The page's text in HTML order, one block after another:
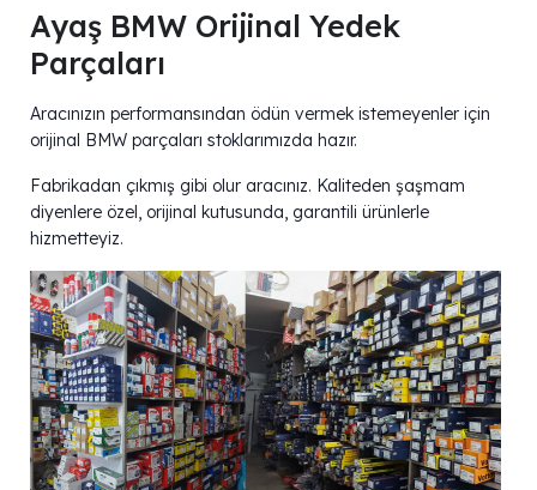
Ayaş BMW Orijinal Yedek
Parçaları
Aracınızın performansından ödün vermek istemeyenler için
orijinal BMW parçaları stoklarımızda hazır.
Fabrikadan çıkmış gibi olur aracınız. Kaliteden şaşmam
diyenlere özel, orijinal kutusunda, garantili ürünlerle
hizmetteyiz.